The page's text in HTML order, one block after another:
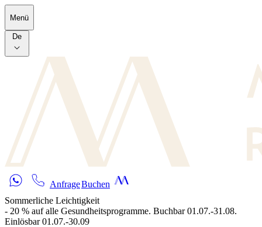
Skip to main content
Menü
De
AnfrageBuchen
Sommerliche Leichtigkeit
- 20 % auf alle Gesundheitsprogramme. Buchbar 01.07.-31.08.
Einlösbar 01.07.-30.09